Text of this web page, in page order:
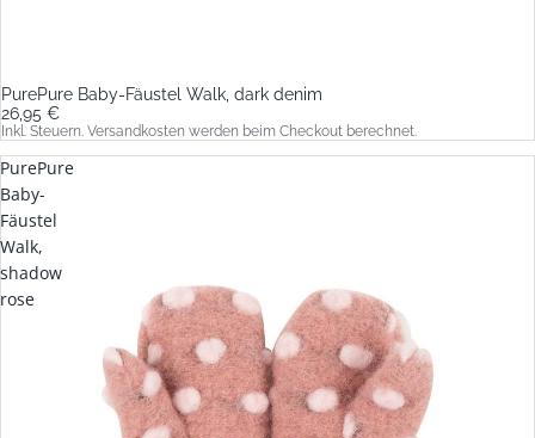
PurePure Baby-Fäustel Walk, dark denim
26,95 €
Inkl. Steuern. Versandkosten werden beim Checkout berechnet.
PurePure
Baby-
Fäustel
Walk,
shadow
rose